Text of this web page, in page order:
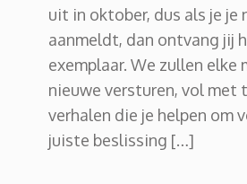
uit in oktober, dus als je je
aanmeldt, dan ontvang jij
exemplaar. We zullen elke
nieuwe versturen, vol met
verhalen die je helpen om
juiste beslissing […]